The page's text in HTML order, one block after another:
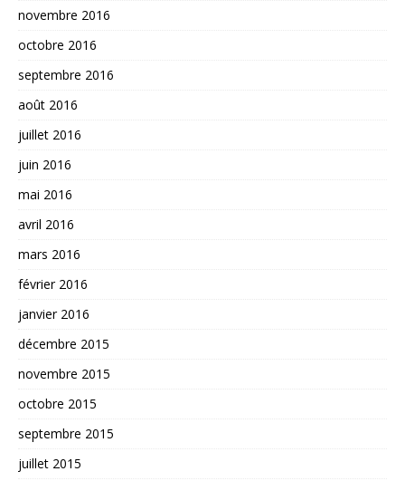
novembre 2016
octobre 2016
septembre 2016
août 2016
juillet 2016
juin 2016
mai 2016
avril 2016
mars 2016
février 2016
janvier 2016
décembre 2015
novembre 2015
octobre 2015
septembre 2015
juillet 2015